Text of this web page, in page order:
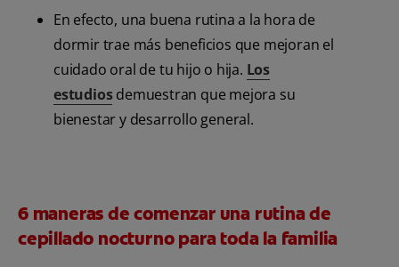
En efecto, una buena rutina a la hora de
dormir trae más beneficios que mejoran el
cuidado oral de tu hijo o hija. Los
estudiosdemuestran que mejora su
bienestar y desarrollo general.
6 maneras de comenzar una rutina de
cepillado nocturno para toda la familia